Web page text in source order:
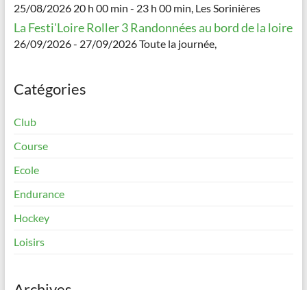
25/08/2026 20 h 00 min - 23 h 00 min, Les Sorinières
La Festi'Loire Roller 3 Randonnées au bord de la loire
26/09/2026 - 27/09/2026 Toute la journée,
Catégories
Club
Course
Ecole
Endurance
Hockey
Loisirs